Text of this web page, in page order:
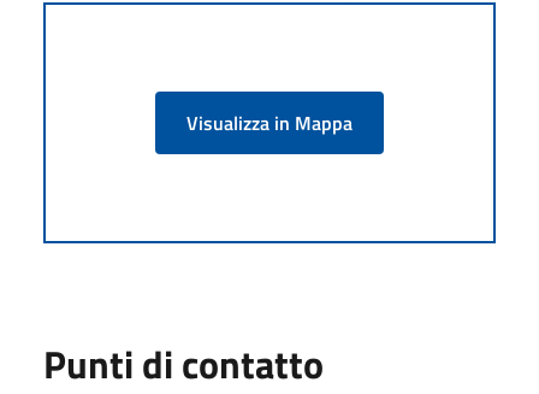
Visualizza in Mappa
Punti di contatto